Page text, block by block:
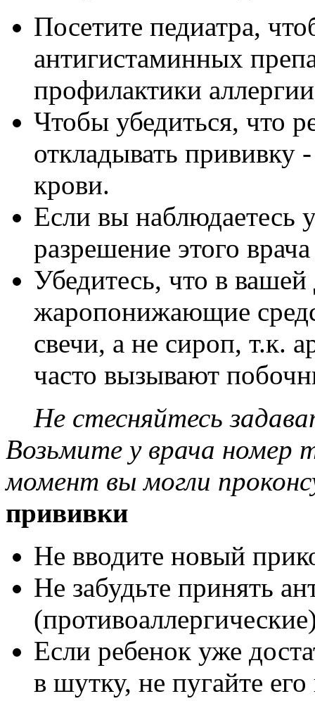
Посетите педиатра,
антигистаминных
профилактики
Чтобы убедиться, что
откладывать прививку
крови.
Если вы наблюдаетесь
разрешение этого врача
Убедитесь, что в
жаропонижающие
свечи, а не сироп, т.к.
часто вызывают
Не стесняйтесь
Возьмите у врача номер
момент вы могли
прививки
Не вводите новый
Не забудьте принять
Если ребенок уже
в шутку, не пугайте